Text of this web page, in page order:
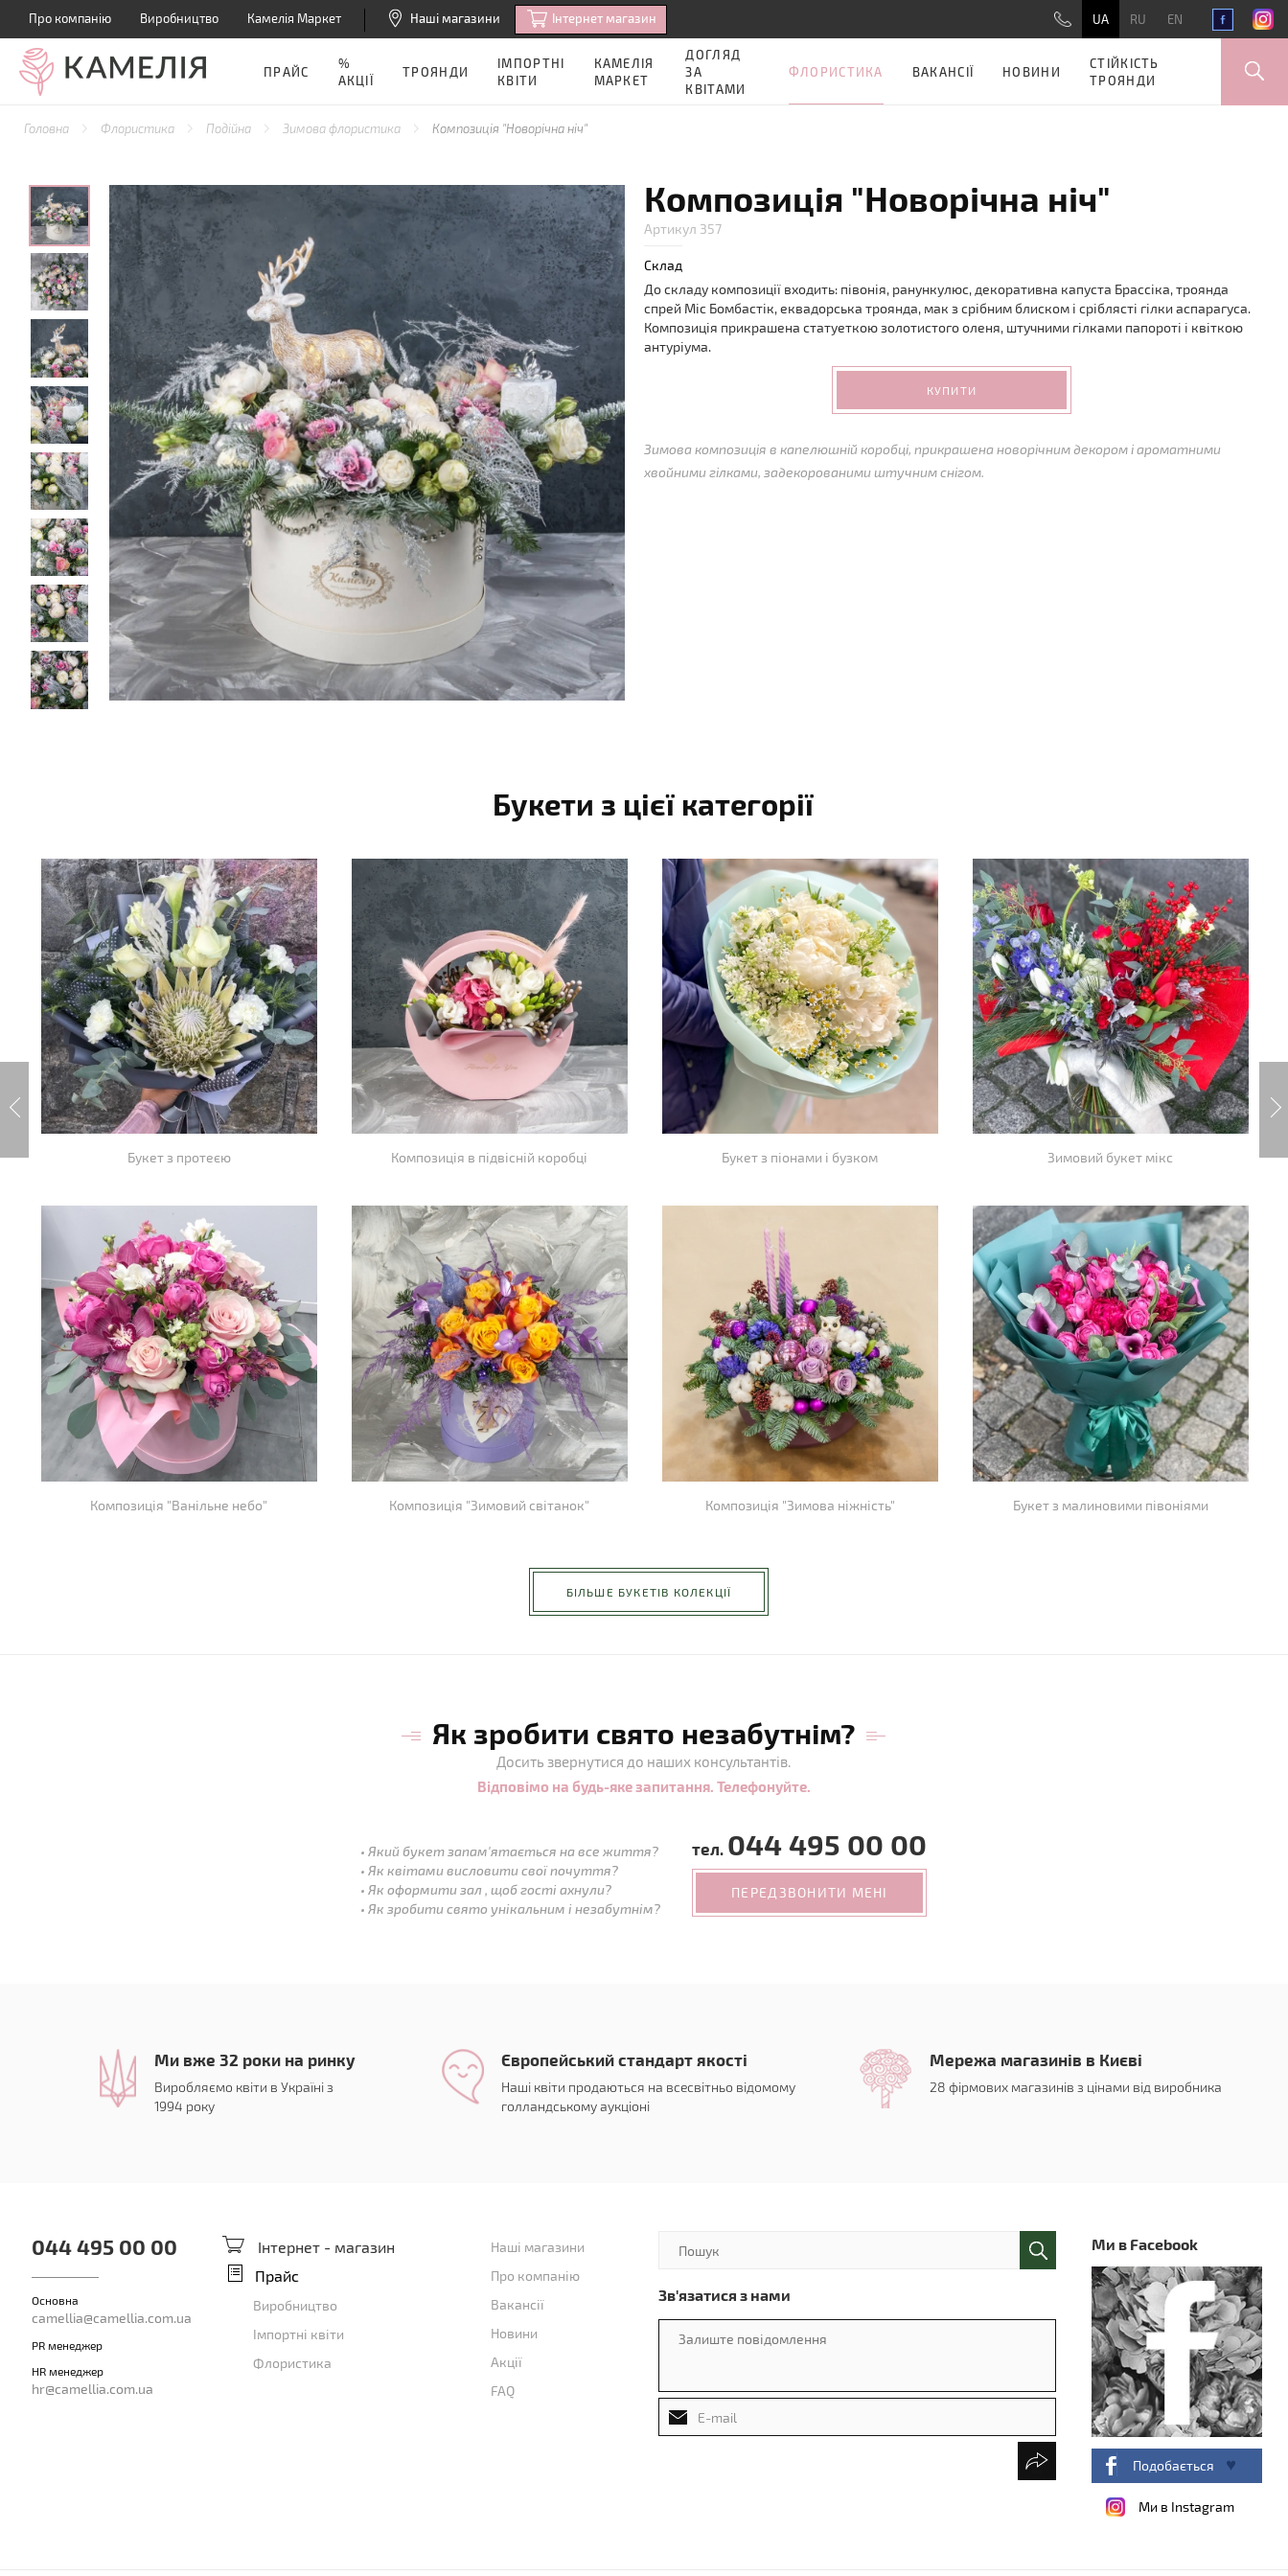
Про компанію Виробництво Камелія Маркет Наші магазини Iнтернет магазин UA RU EN
ПРАЙС
%
АКЦІЇ
ТРОЯНДИ
ІМПОРТНІ
КВІТИ
КАМЕЛІЯ
МАРКЕТ
ДОГЛЯД
ЗА
КВІТАМИ
ФЛОРИСТИКА ВАКАНСІЇ НОВИНИ
СТІЙКІСТЬ
ТРОЯНДИ
Головна Флористика Подійна Зимова флористика Композиція "Новорічна ніч"
Композиція "Новорічна ніч"
Артикул 357
Склад
До складу композиції входить: півонія, ранункулюс, декоративна капуста Брассіка, троянда
спрей Міс Бомбастік, еквадорська троянда, мак з срібним блиском і сріблясті гілки аспарагуса.
Композиція прикрашена статуеткою золотистого оленя, штучними гілками папороті і квіткою
антуріума.
КУПИТИ
Зимова композиція в капелюшній коробці, прикрашена новорічним декором і ароматними
хвойними гілками, задекорованими штучним снігом.
Букети з цієї категорії
Букет з протеєю Композиція в підвісній коробці Букет з піонами і бузком Зимовий букет мікс
Композиція "Ванільне небо" Композиція "Зимовий світанок" Композиція "Зимова ніжність" Букет з малиновими півоніями
БІЛЬШЕ БУКЕТІВ КОЛЕКЦІЇ
Як зробити свято незабутнім?
Досить звернутися до наших консультантів.
Відповімо на будь-яке запитання. Телефонуйте.
Який букет запам'ятається на все життя?
Як квітами висловити свої почуття?
Як оформити зал , щоб гості ахнули?
Як зробити свято унікальним і незабутнім?
тел. 044 495 00 00
ПЕРЕДЗВОНИТИ МЕНІ
Ми вже 32 роки на ринку
Виробляємо квіти в Україні з
1994 року
Європейський стандарт якості
Наші квіти продаються на всесвітньо відомому
голландському аукціоні
Мережа магазинів в Києві
28 фірмових магазинів з цінами від виробника
044 495 00 00
Основна
camellia@camellia.com.ua
PR менеджер
HR менеджер
hr@camellia.com.ua
Інтернет - магазин
Прайс
Виробництво
Імпортні квіти
Флористика
Наші магазини
Про компанію
Вакансії
Новини
Акції
FAQ
Зв'язатися з нами
Ми в Facebook
Подобається
Ми в Instagram